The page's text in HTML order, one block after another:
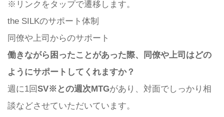
※リンクをタップで遷移します。
the SILKのサポート体制
同僚や上司からのサポート
働きながら困ったことがあった際、同僚や上司はどの
ようにサポートしてくれますか？
週に1回SV※との週次MTGがあり、対面でしっかり相
談などさせていただいています。